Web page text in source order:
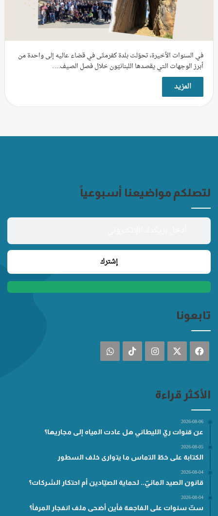
في السنوات الأخيرة، تحوّلت بلدة كفرمتّى في قضاء عاليه إلى واحدة من
أبرز الوجهات التي يقصدها اللبنانيّون خلال فصل الصيف.…
المزيد
لتصلكم مواضيعنا أسبوعياً
تابعونا
فيسبوك انستقرام ‫TikTokواتساب
الأكثر قراءة
2026-08-06
عن قنوات ريّ الليطاني هل عادت المياه إلى مجاريها؟
2026-08-05
الكتابة على خطّ التماس ما يتوارى خلف السطور
2026-08-04
قانون الصيد المائيّ.. لحماية الصيّادين أم احتكار الشركات؟
2026-08-04
ستّ سنوات على الفاجعة فأين أضحى ملف انفجار المرفأ؟